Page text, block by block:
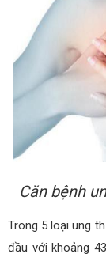
Căn bệnh
Trong 5 loại ung
đầu với khoảng